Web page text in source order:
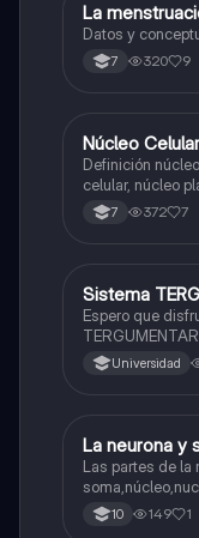
Biologia
La
Datos y
7 320 9
Biologia
Núcleo Celular
Definición núcleo Celular
celular, núcleo
Interfase Fases
7 372 7
Biologia
Sistema
Espero que
Universidad
Biologia
La neurona y
Las partes de la
mielina,celula
10 149 1